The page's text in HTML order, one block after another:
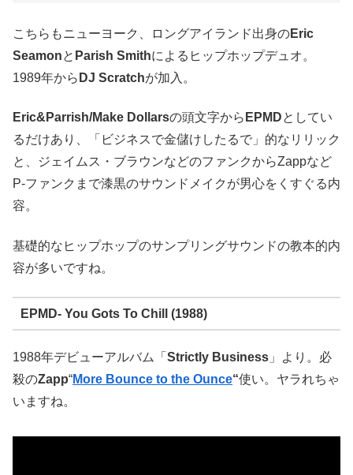
こちらもニューヨーク、ロングアイランド出身のEric
Seamonと Parish Smithによるヒップホップデュオ。
1989年から DJ Scratchが加入。
Eric&Parrish/Make Dollarsの頭文字から EPMDとしてい
るだけあり、「ビジネスで金儲けしたるで」的なリリック
と、ジェイムス・ブラウンなどのファンクからZappなど
P-ファンクまで漆黒のサウンドメイクが男心をくすぐる内
容。
基礎的なヒップホップのサンプリングサウンドの教本的内
容が多いですね。
EPMD- You Gots To Chill (1988)
1988年デビューアルバム「 Strictly Business 」より。必
殺のZapp“More Bounce to the Ounce“使い。ヤラれちゃ
いますね。